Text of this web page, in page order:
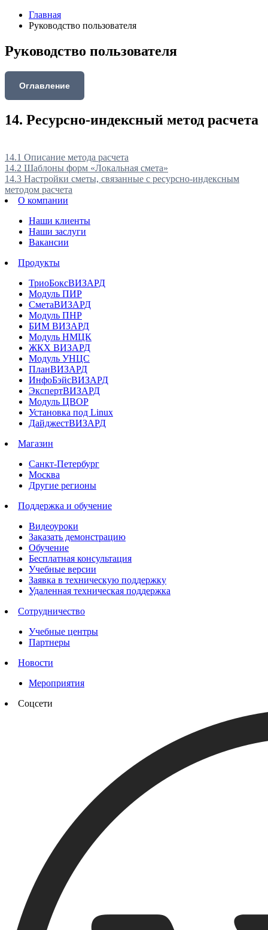
Главная
Руководство пользователя
Руководство пользователя
Оглавление
14. Ресурсно-индексный метод расчета
14.1 Описание метода расчета
14.2 Шаблоны форм «Локальная смета»
14.3 Настройки сметы, связанные с ресурсно-индексным
методом расчета
О компании
Наши клиенты
Наши заслуги
Вакансии
Продукты
ТриоБоксВИЗАРД
Модуль ПИР
СметаВИЗАРД
Модуль ПНР
БИМ ВИЗАРД
Модуль НМЦК
ЖКХ ВИЗАРД
Модуль УНЦС
ПланВИЗАРД
ИнфоБэйсВИЗАРД
ЭкспертВИЗАРД
Модуль ЦВОР
Установка под Linux
ДайджестВИЗАРД
Магазин
Санкт-Петербург
Москва
Другие регионы
Поддержка и обучение
Видеоуроки
Заказать демонстрацию
Обучение
Бесплатная консультация
Учебные версии
Заявка в техническую поддержку
Удаленная техническая поддержка
Сотрудничество
Учебные центры
Партнеры
Новости
Мероприятия
Соцсети